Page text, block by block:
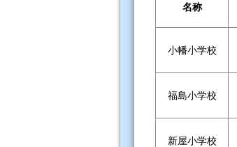
名称
小幡小学校
福島小学校
新屋小学校